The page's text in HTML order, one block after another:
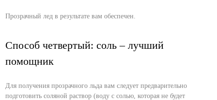
Прозрачный лед в результате вам обеспечен.
Способ четвертый: соль – лучший
помощник
Для получения прозрачного льда вам следует предварительно
подготовить соляной раствор (воду с солью, которая не будет